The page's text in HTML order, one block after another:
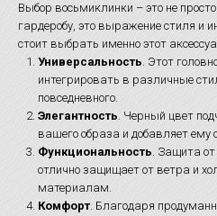
Выбор восьмиклинки – это не
гардеробу, это выражение стиля и
стоит выбрать именно этот
Универсальность. Этот
интегрировать в различные
повседневного.
Элегантность. Черный цвет
вашего образа и добавляет ему
Функциональность. Защита
отлично защищает от ветра и
материалам.
Комфорт. Благодаря